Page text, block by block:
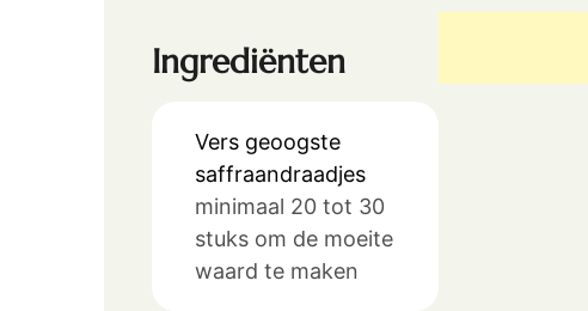
Ingrediënten
Vers geoogste
saffraandraadjes
minimaal 20 tot 30
stuks om de moeite
waard te maken